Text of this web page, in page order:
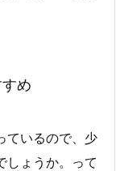
め
ているので、少
しょうか。って